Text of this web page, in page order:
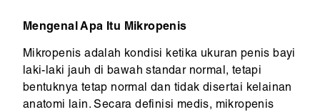
Mengenal Apa Itu Mikropenis
Mikropenis adalah kondisi ketika ukuran penis bayi
laki-laki jauh di bawah standar normal, tetapi
bentuknya tetap normal dan tidak disertai kelainan
anatomi lain. Secara definisi medis, mikropenis